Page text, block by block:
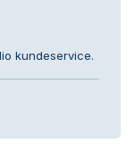
kundeservice.